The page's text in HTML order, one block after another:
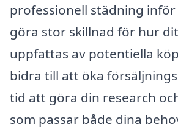
professionell städning
göra stor skillnad för hur
uppfattas av potentiella
bidra till att öka
tid att göra din research
som passar både dina